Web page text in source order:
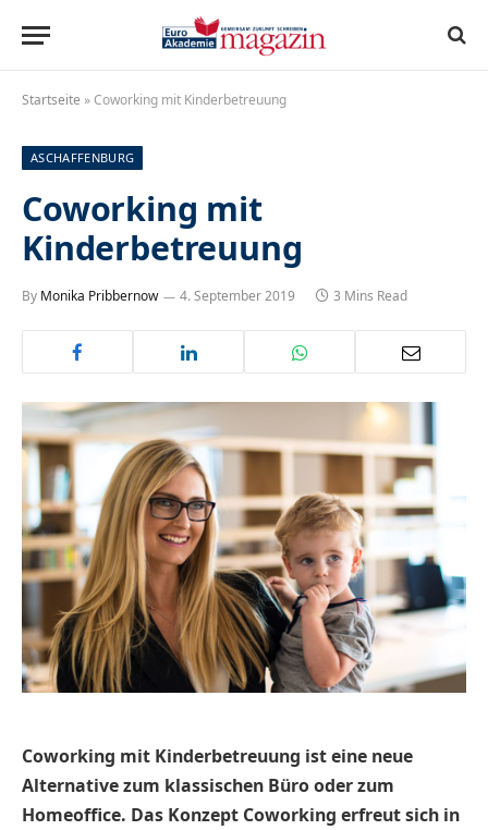
Startseite »Coworking mit Kinderbetreuung
ASCHAFFENBURG
Coworking mit
Kinderbetreuung
By Monika Pribbernow 4. September 2019 3 Mins Read
Coworking mit Kinderbetreuung ist eine neue
Alternative zum klassischen Büro oder zum
Homeoffice. Das Konzept Coworking erfreut sich in